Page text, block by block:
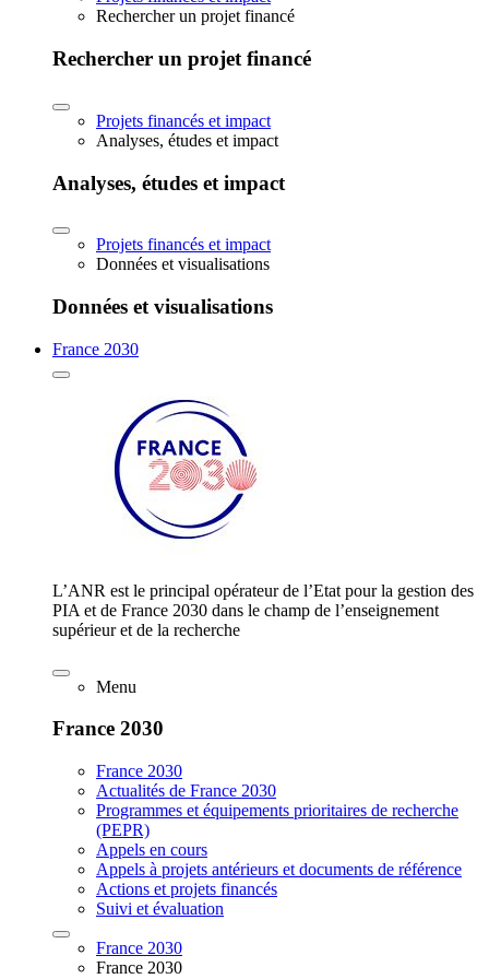
Rechercher un projet financé
Rechercher un projet financé
Projets financés et impact
Analyses, études et impact
Analyses, études et impact
Projets financés et impact
Données et visualisations
Données et visualisations
France 2030
L’ANR est le principal opérateur de l’Etat pour la gestion des
PIA et de France 2030 dans le champ de l’enseignement
supérieur et de la recherche
Menu
France 2030
France 2030
Actualités de France 2030
Programmes et équipements prioritaires de recherche
(PEPR)
Appels en cours
Appels à projets antérieurs et documents de référence
Actions et projets financés
Suivi et évaluation
France 2030
France 2030